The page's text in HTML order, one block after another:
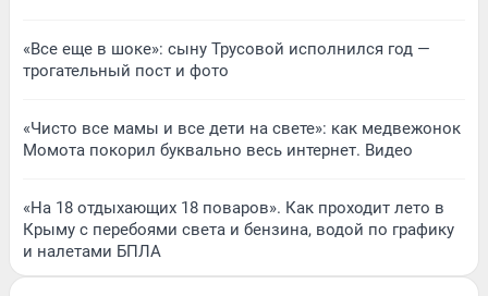
«Все еще в шоке»: сыну Трусовой исполнился год —
трогательный пост и фото
«Чисто все мамы и все дети на свете»: как медвежонок
Момота покорил буквально весь интернет. Видео
«На 18 отдыхающих 18 поваров». Как проходит лето в
Крыму с перебоями света и бензина, водой по графику
и налетами БПЛА